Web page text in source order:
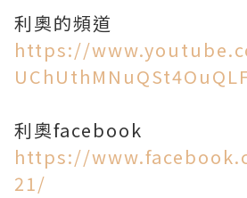
https://
https://
21/